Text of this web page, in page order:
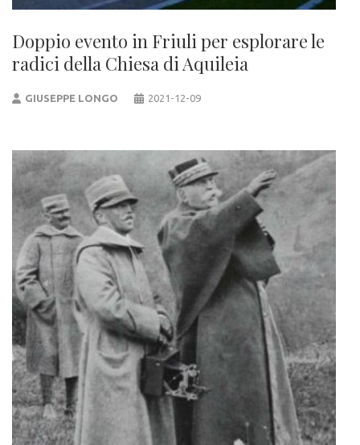
Doppio evento in Friuli per esplorare le
radici della Chiesa di Aquileia
GIUSEPPE LONGO 2021-12-09